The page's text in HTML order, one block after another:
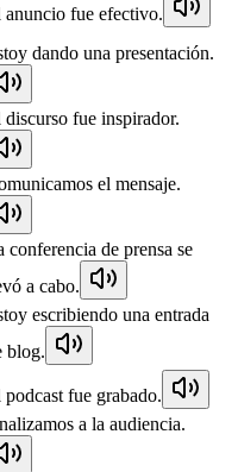
anuncio fue efectivo.
dando una presentación.
discurso fue inspirador.
el mensaje.
conferencia de prensa se
a cabo.
escribiendo una entrada
blog.
podcast fue grabado.
a la audiencia.